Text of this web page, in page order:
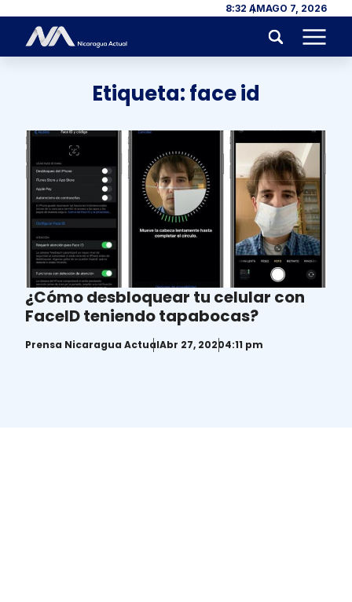
Skip to content 8:32 AMAGO 7, 2026
Menu
Etiqueta:face id
¿Cómo desbloquear tu celular con
FaceID teniendo tapabocas?
Prensa Nicaragua ActualAbr 27, 20204:11 pm